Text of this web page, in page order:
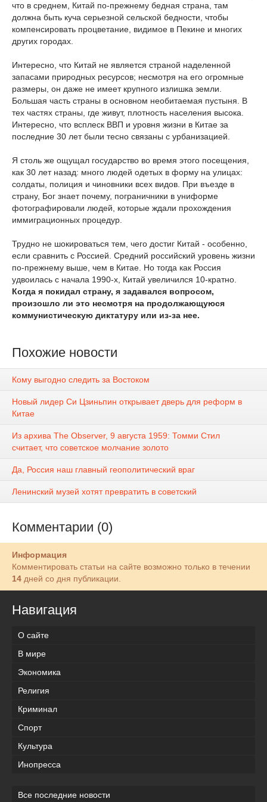
что в среднем, Китай по-прежнему бедная страна, там
должна быть куча серьезной сельской бедности, чтобы
компенсировать процветание, видимое в Пекине и многих
других городах.
Интересно, что Китай не является страной наделенной
запасами природных ресурсов; несмотря на его огромные
размеры, он даже не имеет крупного излишка земли.
Большая часть страны в основном необитаемая пустыня. В
тех частях страны, где живут, плотность населения высока.
Интересно, что всплеск ВВП и уровня жизни в Китае за
последние 30 лет были тесно связаны с урбанизацией.
Я столь же ощущал государство во время этого посещения,
как 30 лет назад: много людей одетых в форму на улицах:
солдаты, полиция и чиновники всех видов. При въезде в
страну, Бог знает почему, пограничники в униформе
фотографировали людей, которые ждали прохождения
иммиграционных процедур.
Трудно не шокироваться тем, чего достиг Китай - особенно,
если сравнить с Россией. Средний российский уровень жизни
по-прежнему выше, чем в Китае. Но тогда как Россия
удвоилась с начала 1990-х, Китай увеличился 10-кратно.
Когда я покидал страну, я задавался вопросом,
произошло ли это несмотря на продолжающуюся
коммунистическую диктатуру или из-за нее.
Похожие новости
Кому выгодно следить за Востоком
Новый лидер Си Цзиньпин открывает дверь для реформ в
Китае
Из архива The Observer, 9 августа 1959: Томми Стил
считает, что советское молчание золото
Да, Россия наш главный геополитический враг
Ленинский музей хотят превратить в советский
Комментарии (0)
Информация
Комментировать статьи на сайте возможно только в течении
14 дней со дня публикации.
Навигация
О сайте
В мире
Экономика
Религия
Криминал
Спорт
Культура
Инопресса
Все последние новости